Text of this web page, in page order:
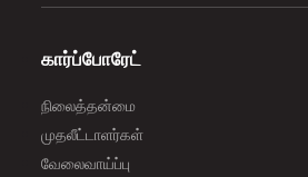
கார்ப்போரேட்
நிலைத்தன்மை
முதலீட்டாளர்கள்
வேலைவாய்ப்பு